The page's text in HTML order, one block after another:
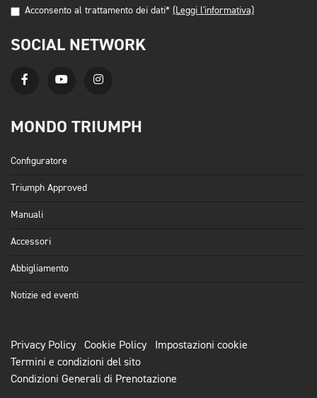
Acconsento al trattamento dei dati* (Leggi l'informativa)
SOCIAL NETWORK
MONDO TRIUMPH
Configuratore
Triumph Approved
Manuali
Accessori
Abbigliamento
Notizie ed eventi
Privacy Policy Cookie Policy
Impostazioni cookie
Termini e condizioni del sito
Condizioni Generali di Prenotazione